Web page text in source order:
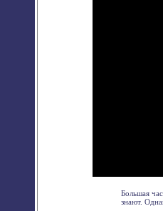
Большая
знают.